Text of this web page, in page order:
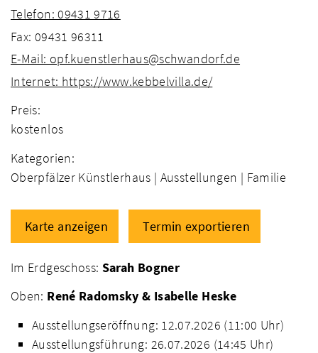
Telefon: 09431 9716
Fax: 09431 96311
E-Mail: opf.kuenstlerhaus@schwandorf.de
Internet: https://www.kebbelvilla.de/
Preis:
kostenlos
Kategorien:
Oberpfälzer Künstlerhaus | Ausstellungen | Familie
Karte anzeigen Termin exportieren
Im Erdgeschoss: Sarah Bogner
Oben: René Radomsky & Isabelle Heske
Ausstellungseröffnung: 12.07.2026 (11:00 Uhr)
Ausstellungsführung: 26.07.2026 (14:45 Uhr)